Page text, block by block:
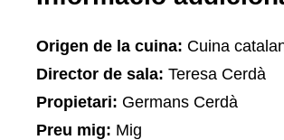
Origen de la cuina: Cuina
Director de sala: Teresa Cerdà
Propietari: Germans Cerdà
Preu mig: Mig